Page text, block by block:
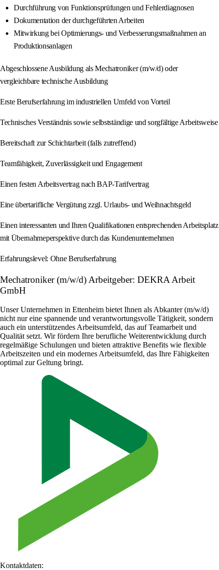
Durchführung von Funktionsprüfungen und Fehlerdiagnosen
Dokumentation der durchgeführten Arbeiten
Mitwirkung bei Optimierungs- und Verbesserungsmaßnahmen an
Produktionsanlagen
Abgeschlossene Ausbildung als Mechatroniker (m/w/d) oder
vergleichbare technische Ausbildung
Erste Berufserfahrung im industriellen Umfeld von Vorteil
Technisches Verständnis sowie selbstständige und sorgfältige Arbeitsweise
Bereitschaft zur Schichtarbeit (falls zutreffend)
Teamfähigkeit, Zuverlässigkeit und Engagement
Einen festen Arbeitsvertrag nach BAP-Tarifvertrag
Eine übertarifliche Vergütung zzgl. Urlaubs- und Weihnachtsgeld
Einen interessanten und Ihren Qualifikationen entsprechenden Arbeitsplatz
mit Übernahmeperspektive durch das Kundenunternehmen
Erfahrungslevel: Ohne Berufserfahrung
Mechatroniker (m/w/d) Arbeitgeber: DEKRA Arbeit
GmbH
Unser Unternehmen in Ettenheim bietet Ihnen als Abkanter (m/w/d)
nicht nur eine spannende und verantwortungsvolle Tätigkeit, sondern
auch ein unterstützendes Arbeitsumfeld, das auf Teamarbeit und
Qualität setzt. Wir fördern Ihre berufliche Weiterentwicklung durch
regelmäßige Schulungen und bieten attraktive Benefits wie flexible
Arbeitszeiten und ein modernes Arbeitsumfeld, das Ihre Fähigkeiten
optimal zur Geltung bringt.
Kontaktdaten: